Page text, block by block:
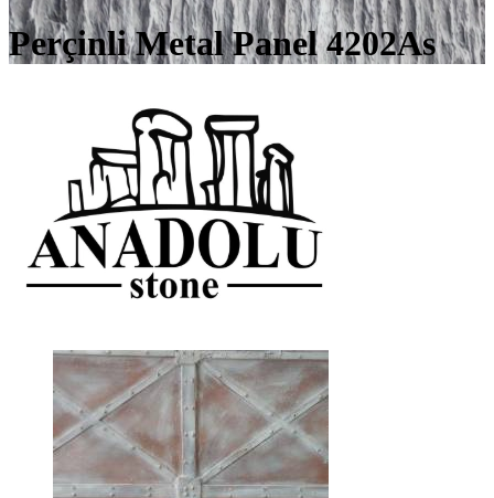
Perçinli Metal Panel 4202As